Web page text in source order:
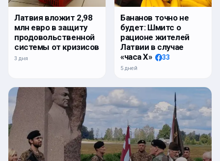
Латвия вложит 2,98
млн евро в защиту
продовольственной
системы от кризисов
3 дня
Бананов точно не
будет: Шмитс о
рационе жителей
Латвии в случае
«часа Х»
33
5 дней